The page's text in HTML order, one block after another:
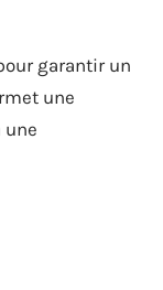
garantir un
une